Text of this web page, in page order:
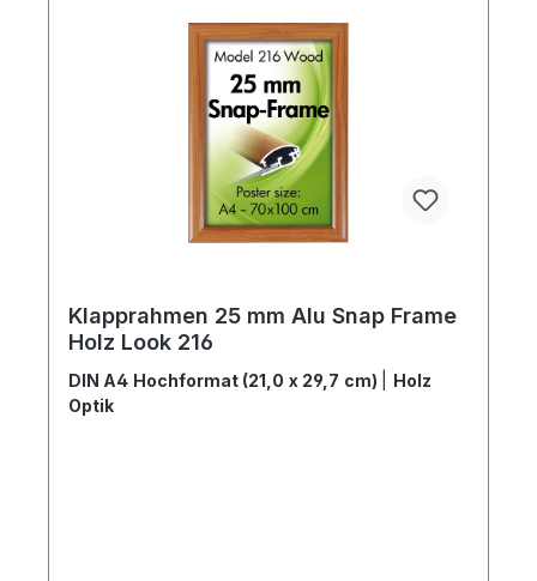
Klapprahmen 25 mm Alu Snap Frame
Holz Look 216
DIN A4 Hochformat (21,0 x 29,7 cm)
Holz
Optik